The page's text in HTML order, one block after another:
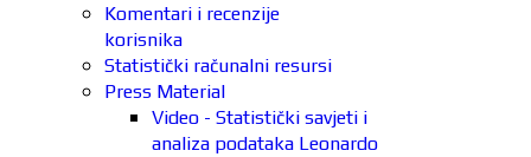
Komentari i recenzije
korisnika
Statistički računalni resursi
Press Material
Video - Statistički savjeti i
analiza podataka Leonardo